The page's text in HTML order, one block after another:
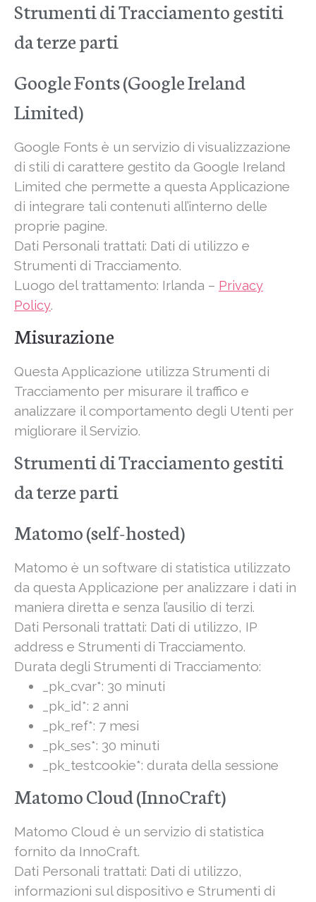
Strumenti di Tracciamento gestiti
da terze parti
Google Fonts (Google Ireland
Limited)
Google Fonts è un servizio di visualizzazione
di stili di carattere gestito da Google Ireland
Limited che permette a questa Applicazione
di integrare tali contenuti all’interno delle
proprie pagine.
Dati Personali trattati: Dati di utilizzo e
Strumenti di Tracciamento.
Luogo del trattamento: Irlanda – Privacy
Policy.
Misurazione
Questa Applicazione utilizza Strumenti di
Tracciamento per misurare il traffico e
analizzare il comportamento degli Utenti per
migliorare il Servizio.
Strumenti di Tracciamento gestiti
da terze parti
Matomo (self-hosted)
Matomo è un software di statistica utilizzato
da questa Applicazione per analizzare i dati in
maniera diretta e senza l’ausilio di terzi.
Dati Personali trattati: Dati di utilizzo, IP
address e Strumenti di Tracciamento.
Durata degli Strumenti di Tracciamento:
_pk_cvar*: 30 minuti
_pk_id*: 2 anni
_pk_ref*: 7 mesi
_pk_ses*: 30 minuti
_pk_testcookie*: durata della sessione
Matomo Cloud (InnoCraft)
Matomo Cloud è un servizio di statistica
fornito da InnoCraft.
Dati Personali trattati: Dati di utilizzo,
informazioni sul dispositivo e Strumenti di